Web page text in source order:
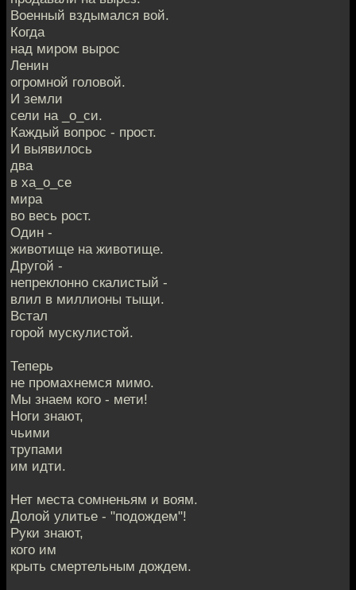
Военный вздымался вой.
Когда
над миром вырос
Ленин
огромной головой.
И земли
сели на _о_си.
Каждый вопрос - прост.
И выявилось
два
в ха_о_се
мира
во весь рост.
Один -
животище на животище.
Другой -
непреклонно скалистый -
влил в миллионы тыщи.
Встал
горой мускулистой.
Теперь
не промахнемся мимо.
Мы знаем кого - мети!
Ноги знают,
чьими
трупами
им идти.
Нет места сомненьям и воям.
Долой улитье - "подождем"!
Руки знают,
кого им
крыть смертельным дождем.